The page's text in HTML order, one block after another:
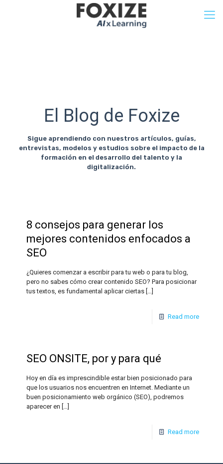
El Blog de Foxize
Sigue aprendiendo con nuestros artículos, guías,
entrevistas, modelos y estudios sobre el impacto de la
formación en el desarrollo del talento y la
digitalización.
8 consejos para generar los
mejores contenidos enfocados a
SEO
¿Quieres comenzar a escribir para tu web o para tu blog,
pero no sabes cómo crear contenido SEO? Para posicionar
tus textos, es fundamental aplicar ciertas […]
Read more
SEO ONSITE, por y para qué
Hoy en día es imprescindible estar bien posicionado para
que los usuarios nos encuentren en Internet. Mediante un
buen posicionamiento web orgánico (SEO), podremos
aparecer en […]
Read more